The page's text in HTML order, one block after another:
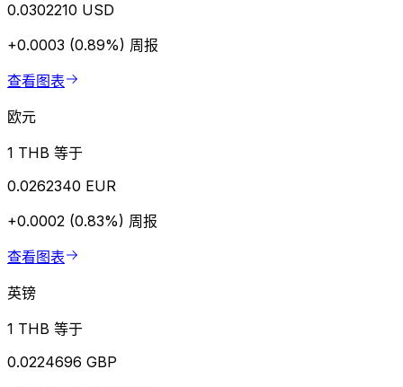
0.0302210 USD
+0.0003 (0.89%) 周报
查看图表
欧元
1 THB 等于
0.0262340 EUR
+0.0002 (0.83%) 周报
查看图表
英镑
1 THB 等于
0.0224696 GBP